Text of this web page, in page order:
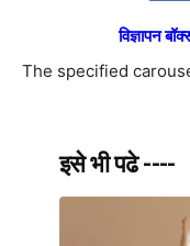
विज्ञापन
The specified
इसे भी पढे ----